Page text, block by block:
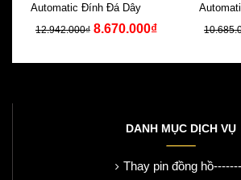
Automatic Đính Đá Dây Kim
Loại
12.942.000₫ 8.670.000₫
DANH MỤC DỊCH VỤ
Thay pin đồng